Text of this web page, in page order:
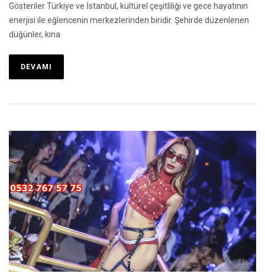
Gösteriler Türkiye ve İstanbul, kültürel çeşitliliği ve gece hayatının
enerjisi ile eğlencenin merkezlerinden biridir. Şehirde düzenlenen
düğünler, kına
DEVAMI